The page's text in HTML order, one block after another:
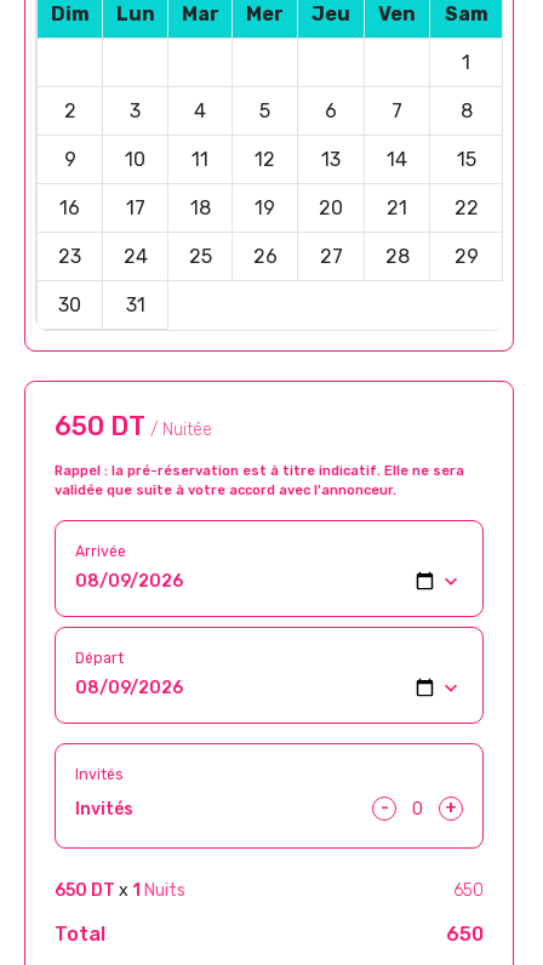
Dim Lun Mar Mer Jeu Ven Sam
1
2 3 4 5 6 7 8
9 10 11 12 13 14 15
16 17 18 19 20 21 22
23 24 25 26 27 28 29
30 31
650 DT / Nuitée
Rappel : la pré-réservation est à titre indicatif. Elle ne sera
validée que suite à votre accord avec l’annonceur.
Arrivée
Départ
Invités
Invités - +
650 DT x 1 Nuits 650
Total 650